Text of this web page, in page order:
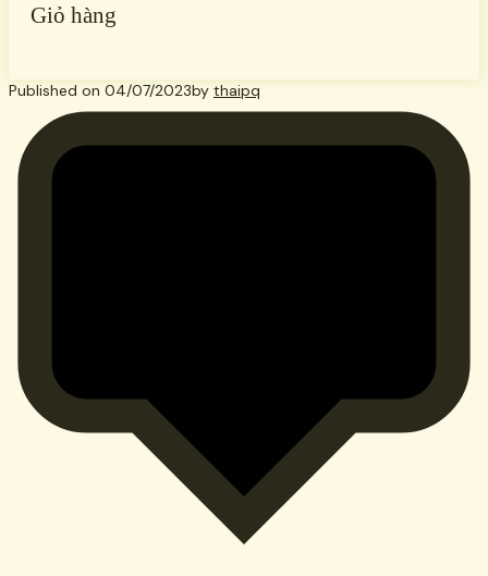
Giỏ hàng
Published on 04/07/2023by thaipq